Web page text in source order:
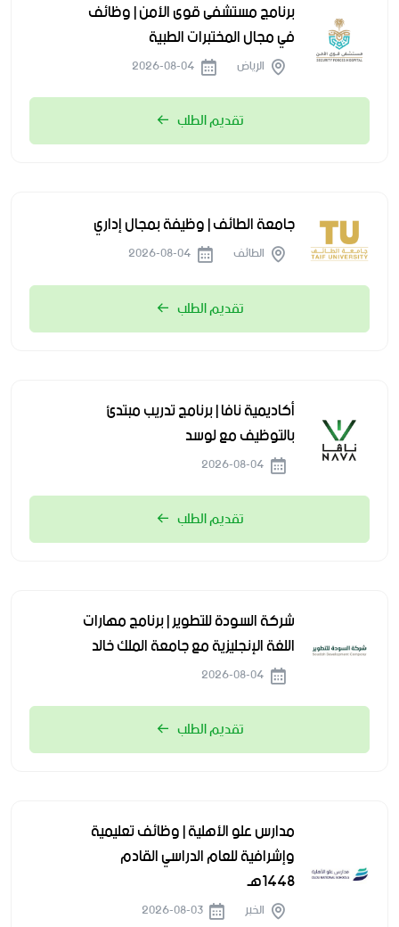
برنامج مستشفى قوى الأمن | وظائف
في مجال المختبرات الطبية
الرياض
تقديم الطلب
جامعة الطائف | وظيفة بمجال إداري
الطائف
تقديم الطلب
أكاديمية نافا | برنامج تدريب مبتدئ
بالتوظيف مع لوسد
تقديم الطلب
شركة السودة للتطوير | برنامج مهارات
اللغة الإنجليزية مع جامعة الملك خالد
تقديم الطلب
مدارس علو الأهلية | وظائف تعليمية
وإشرافية للعام الدراسي القادم
1448هـ
الخبر